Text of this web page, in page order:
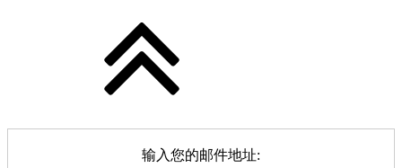
输入您的邮件地址: